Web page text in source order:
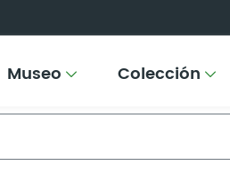
Museo Colección